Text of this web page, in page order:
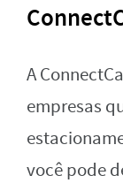
A
empresas
você pode